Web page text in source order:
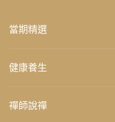
當期精選
健康養生
禪師說禪